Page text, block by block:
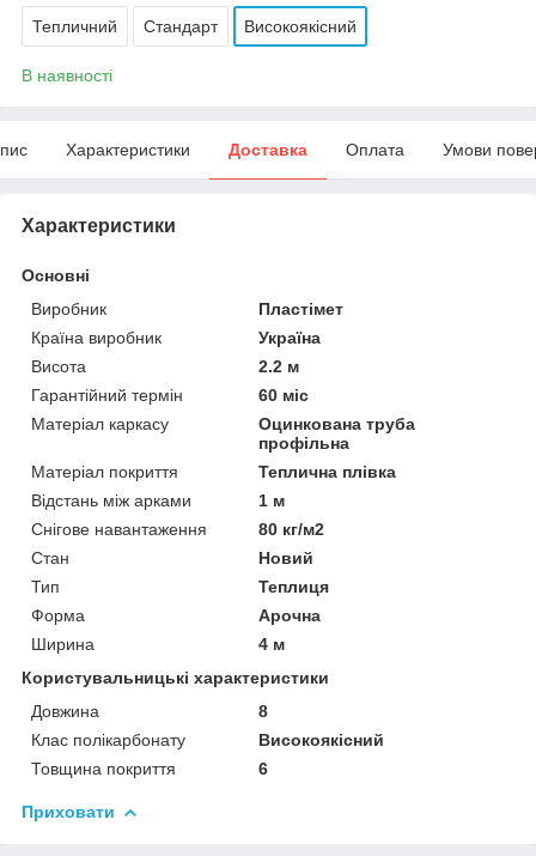
Тепличний Стандарт Високоякісний
В наявності
Характеристики Доставка Оплата Умови
Характеристики
Основні
Виробник
Пластімет
Країна виробник
Україна
Висота
2.2 м
Гарантійний термін
60 міс
Матеріал каркасу
Оцинкована труба
профільна
Матеріал покриття
Теплична плівка
Відстань між арками
1 м
Снігове навантаження
80 кг/м2
Стан
Новий
Тип
Теплиця
Форма
Арочна
Ширина
4 м
Користувальницькі характеристики
Довжина
8
Клас полікарбонату
Високоякісний
Товщина покриття
6
Приховати